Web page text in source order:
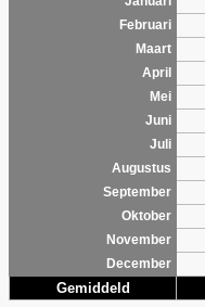
Februari
Maart
April
Mei
Juni
Juli
Augustus
September
Oktober
November
December
Gemiddeld